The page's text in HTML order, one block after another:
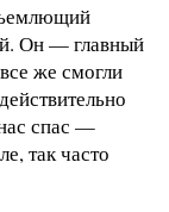
Он — главный
же смогли
спас —
так часто